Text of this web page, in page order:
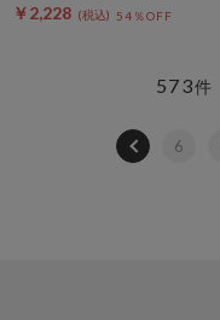
￥2,228 54％OFF
573件
6